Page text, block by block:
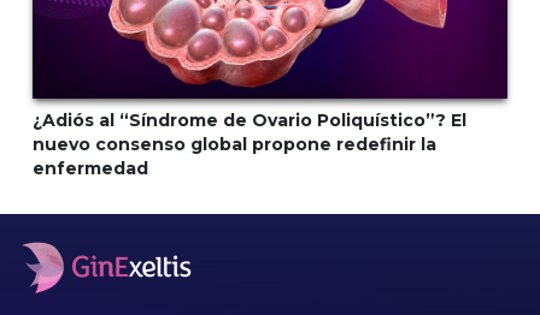
¿Adiós al “Síndrome de Ovario Poliquístico”? El
nuevo consenso global propone redefinir la
enfermedad